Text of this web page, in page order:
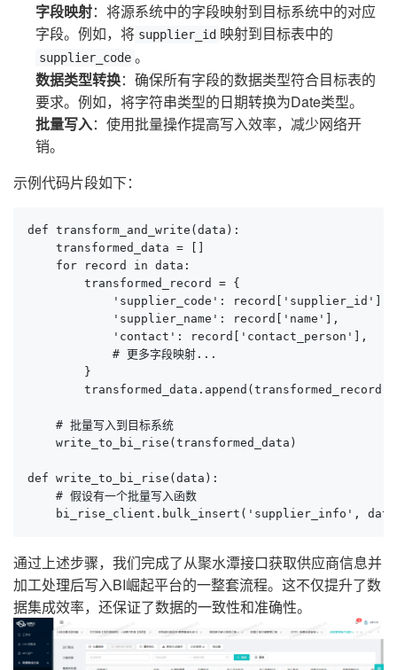
字段映射：将源系统中的字段映射到目标系统中的对应
字段。例如，将 supplier_id 映射到目标表中的
supplier_code 。
数据类型转换：确保所有字段的数据类型符合目标表的
要求。例如，将字符串类型的日期转换为Date类型。
批量写入：使用批量操作提高写入效率，减少网络开
销。
示例代码片段如下：
def transform_and_write(data):
    transformed_data = []
    for record in data:
        transformed_record = {
            'supplier_code': record['supplier_id'],
            'supplier_name': record['name'],
            'contact': record['contact_person'],
            # 更多字段映射...
        }
        transformed_data.append(transformed_record)
    # 批量写入到目标系统
    write_to_bi_rise(transformed_data)
def write_to_bi_rise(data):
    # 假设有一个批量写入函数
bi_rise_client.bulk_insert('supplier_info',
通过上述步骤，我们完成了从聚水潭接口获取供应商信息并
加工处理后写入BI崛起平台的一整套流程。这不仅提升了数
据集成效率，还保证了数据的一致性和准确性。